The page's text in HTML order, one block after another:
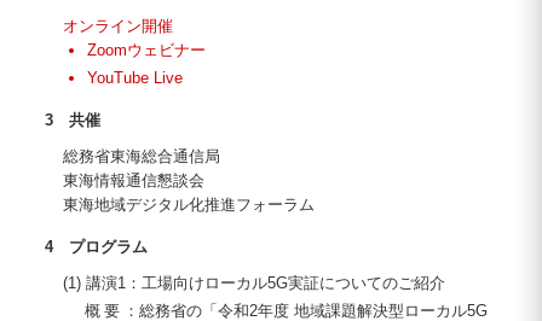
オンライン開催
Zoomウェビナー
YouTube Live
3 共催
総務省東海総合通信局
東海情報通信懇談会
東海地域デジタル化推進フォーラム
4 プログラム
(1) 講演1：工場向けローカル5G実証についてのご紹介
概要 ：総務省の「令和2年度 地域課題解決型ローカル5G